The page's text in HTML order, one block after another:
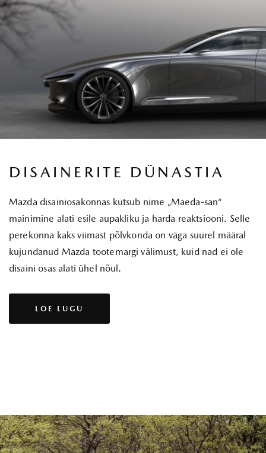
DISAINERITE DÜNASTIA
Mazda disainiosakonnas kutsub nime „Maeda-san“
mainimine alati esile aupakliku ja harda reaktsiooni. Selle
perekonna kaks viimast põlvkonda on väga suurel määral
kujundanud Mazda tootemargi välimust, kuid nad ei ole
disaini osas alati ühel nõul.
LOE LUGU